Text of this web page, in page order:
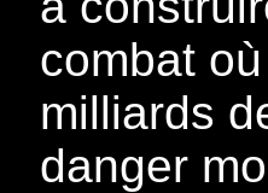
combat
milliards
danger